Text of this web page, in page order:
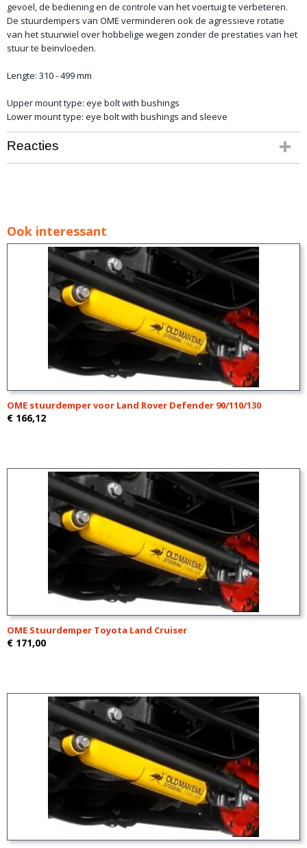
gevoel, de bediening en de controle van het voertuig te verbeteren.
De stuurdempers van OME verminderen ook de agressieve rotatie
van het stuurwiel over hobbelige wegen zonder de prestaties van het
stuur te beïnvloeden.
Lengte: 310 - 499 mm
Upper mount type: eye bolt with bushings
Lower mount type: eye bolt with bushings and sleeve
Reacties
Ook interessant
OME stuurdemper voor Land Rover Defender 90/110/130
€ 166,12
OME Stuurdemper Toyota Land Cruiser
€ 171,00